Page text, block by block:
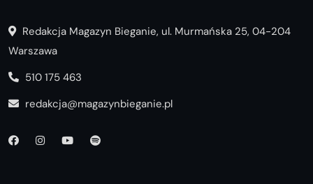
Redakcja Magazyn Bieganie, ul. Murmańska 25, 04-204
Warszawa
510 175 463
redakcja@magazynbieganie.pl